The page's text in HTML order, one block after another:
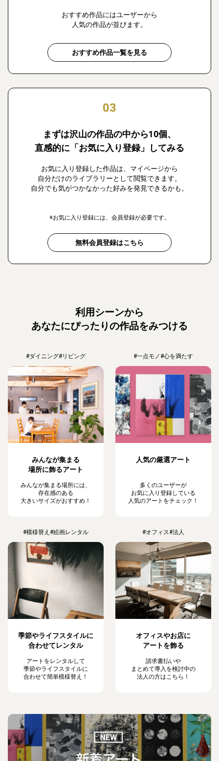
おすすめ作品にはユーザーから
人気の作品が並びます。
おすすめ作品一覧を見る
03
まずは沢山の作品の中から10個、
直感的に「お気に入り登録」してみる
お気に入り登録した作品は、マイページから
自分だけのライブラリーとして閲覧できます。
自分でも気がつかなかった好みを発見できるかも。
※お気に入り登録には、会員登録が必要です。
無料会員登録はこちら
利用シーンから
あなたにぴったりの作品をみつける
#ダイニング#リビング
みんなが集まる
場所に飾るアート
みんなが集まる場所には、
存在感のある
大きいサイズがおすすめ！
#一点モノ#心を満たす
人気の厳選アート
多くのユーザーが
お気に入り登録している
人気のアートをチェック！
#模様替え #絵画レンタル
季節やライフスタイルに
合わせてレンタル
アートをレンタルして
季節やライフスタイルに
合わせて簡単模様替え！
#オフィス#法人
オフィスやお店に
アートを飾る
請求書払いや
まとめて導入を検討中の
法人の方はこちら！